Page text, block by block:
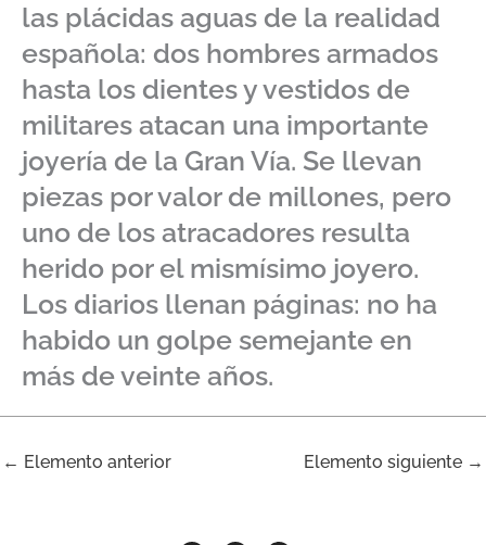
las plácidas aguas de la realidad
española: dos hombres armados
hasta los dientes y vestidos de
militares atacan una importante
joyería de la Gran Vía. Se llevan
piezas por valor de millones, pero
uno de los atracadores resulta
herido por el mismísimo joyero.
Los diarios llenan páginas: no ha
habido un golpe semejante en
más de veinte años.
← Elemento anterior Elemento siguiente →